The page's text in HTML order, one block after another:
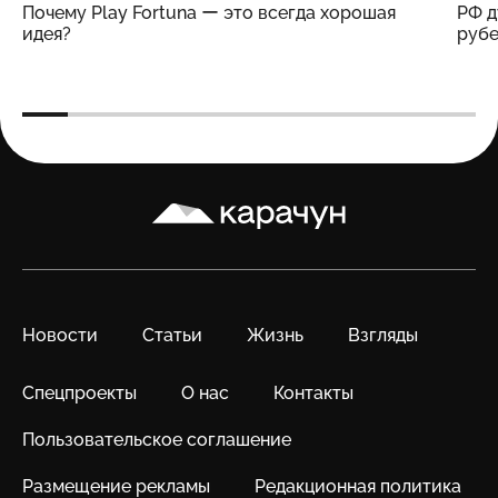
Почему Play Fortuna ー это всегда хорошая
идея?
РФ
Карачун
Новости Статьи Жизнь Взгляды
Спецпроекты О нас Контакты
Пользовательское соглашение
Размещение рекламы Редакционная политика